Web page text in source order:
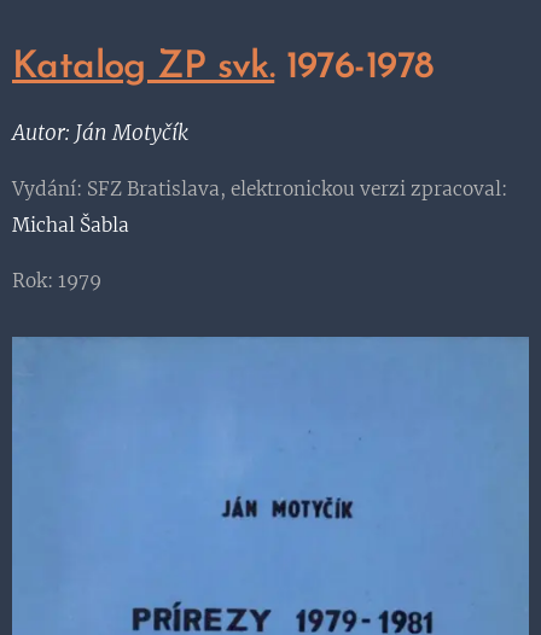
Katalog ZP svk. 1976-1978
Autor: Ján Motyčík
Vydání: SFZ Bratislava, elektronickou verzi zpracoval:
Michal Šabla
Rok: 1979